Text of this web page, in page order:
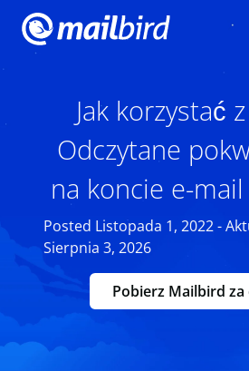
Jak korzystać
Odczytane
na koncie e-
Posted Listopada 1, 2022 -
Sierpnia 3, 2026
Pobierz Mailbird